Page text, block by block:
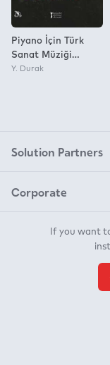
Piyano İçin Türk
Sanat Müziği
Şarkıları - 2.Basım
Y. Durak
Solution Partners
Corporate
If you want